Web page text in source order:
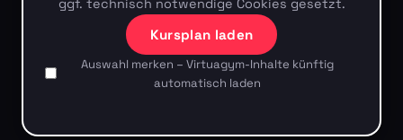
ggf. technisch notwendige Cookies gesetzt.
Kursplan laden
Auswahl merken – Virtuagym-Inhalte künftig
automatisch laden